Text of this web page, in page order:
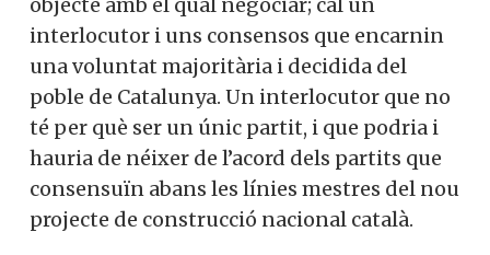
interlocutor i uns consensos que encarnin
una voluntat majoritària i decidida del
poble de Catalunya. Un interlocutor que no
té per què ser un únic partit, i que podria i
hauria de néixer de l’acord dels partits que
consensuïn abans les línies mestres del nou
projecte de construcció nacional català.